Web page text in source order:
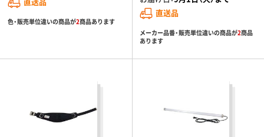
色・販売単位違いの商品が2商品あります
直送品
メーカー品番・販売単位違いの商品が2商品
あります